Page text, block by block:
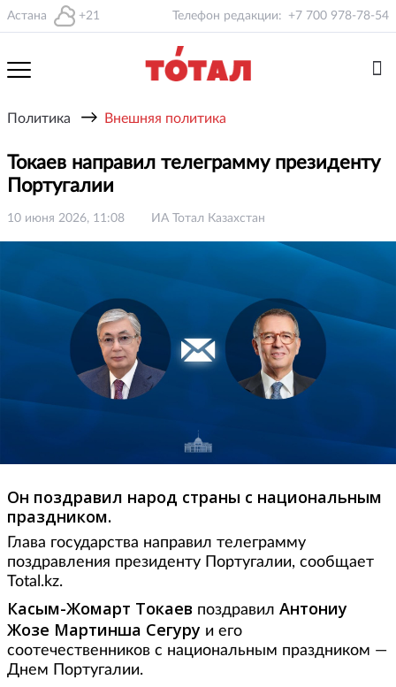
Астана +21 Телефон редакции: +7 700 978-78-54
Политика → Внешняя политика
Токаев направил телеграмму президенту
Португалии
10 июня 2026, 11:08 ИА Тотал Казахстан
Он поздравил народ страны с национальным
праздником.
Глава государства направил телеграмму
поздравления президенту Португалии, сообщает
Total.kz.
Касым-Жомарт Токаев поздравил Антониу
Жозе Мартинша Сегуру и его
соотечественников с национальным праздником —
Днем Португалии.